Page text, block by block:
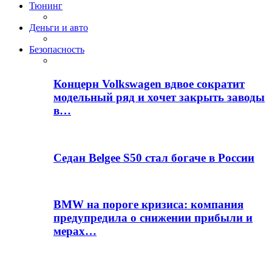
Тюнинг
Деньги и авто
Безопасность
Концерн Volkswagen вдвое сократит
модельный ряд и хочет закрыть заводы
в…
Седан Belgee S50 стал богаче в России
BMW на пороге кризиса: компания
предупредила о снижении прибыли и
мерах…